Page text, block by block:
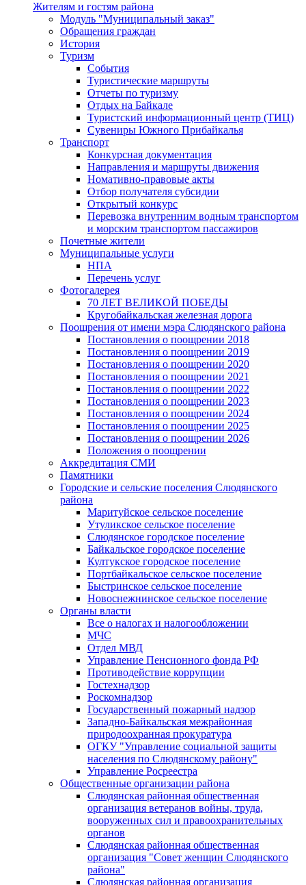
Жителям и гостям района
Модуль "Муниципальный заказ"
Обращения граждан
История
Туризм
События
Туристические маршруты
Отчеты по туризму
Отдых на Байкале
Туристский информационный центр (ТИЦ)
Сувениры Южного Прибайкалья
Транспорт
Конкурсная документация
Направления и маршруты движения
Номативно-правовые акты
Отбор получателя субсидии
Открытый конкурс
Перевозка внутренним водным транспортом
и морским транспортом пассажиров
Почетные жители
Муниципальные услуги
НПА
Перечень услуг
Фотогалерея
70 ЛЕТ ВЕЛИКОЙ ПОБЕДЫ
Кругобайкальская железная дорога
Поощрения от имени мэра Слюдянского района
Постановления о поощрении 2018
Постановления о поощрении 2019
Постановления о поощрении 2020
Постановления о поощрении 2021
Постановления о поощрении 2022
Постановления о поощрении 2023
Постановления о поощрении 2024
Постановления о поощрении 2025
Постановления о поощрении 2026
Положения о поощрении
Аккредитация СМИ
Памятники
Городские и сельские поселения Слюдянского
района
Маритуйское сельское поселение
Утуликское сельское поселение
Слюдянское городское поселение
Байкальское городское поселение
Култукское городское поселение
Портбайкальское сельское поселение
Быстринское сельское поселение
Новоснежнинское сельское поселение
Органы власти
Все о налогах и налогообложении
МЧС
Отдел МВД
Управление Пенсионного фонда РФ
Противодействие коррупции
Гостехнадзор
Роскомнадзор
Государственный пожарный надзор
Западно-Байкальская межрайонная
природоохранная прокуратура
ОГКУ "Управление социальной защиты
населения по Слюдянскому району"
Управление Росреестра
Общественные организации района
Слюдянская районная общественная
организация ветеранов войны, труда,
вооруженных сил и правоохранительных
органов
Слюдянская районная общественная
организация "Совет женщин Слюдянского
района"
Слюдянская районная организация